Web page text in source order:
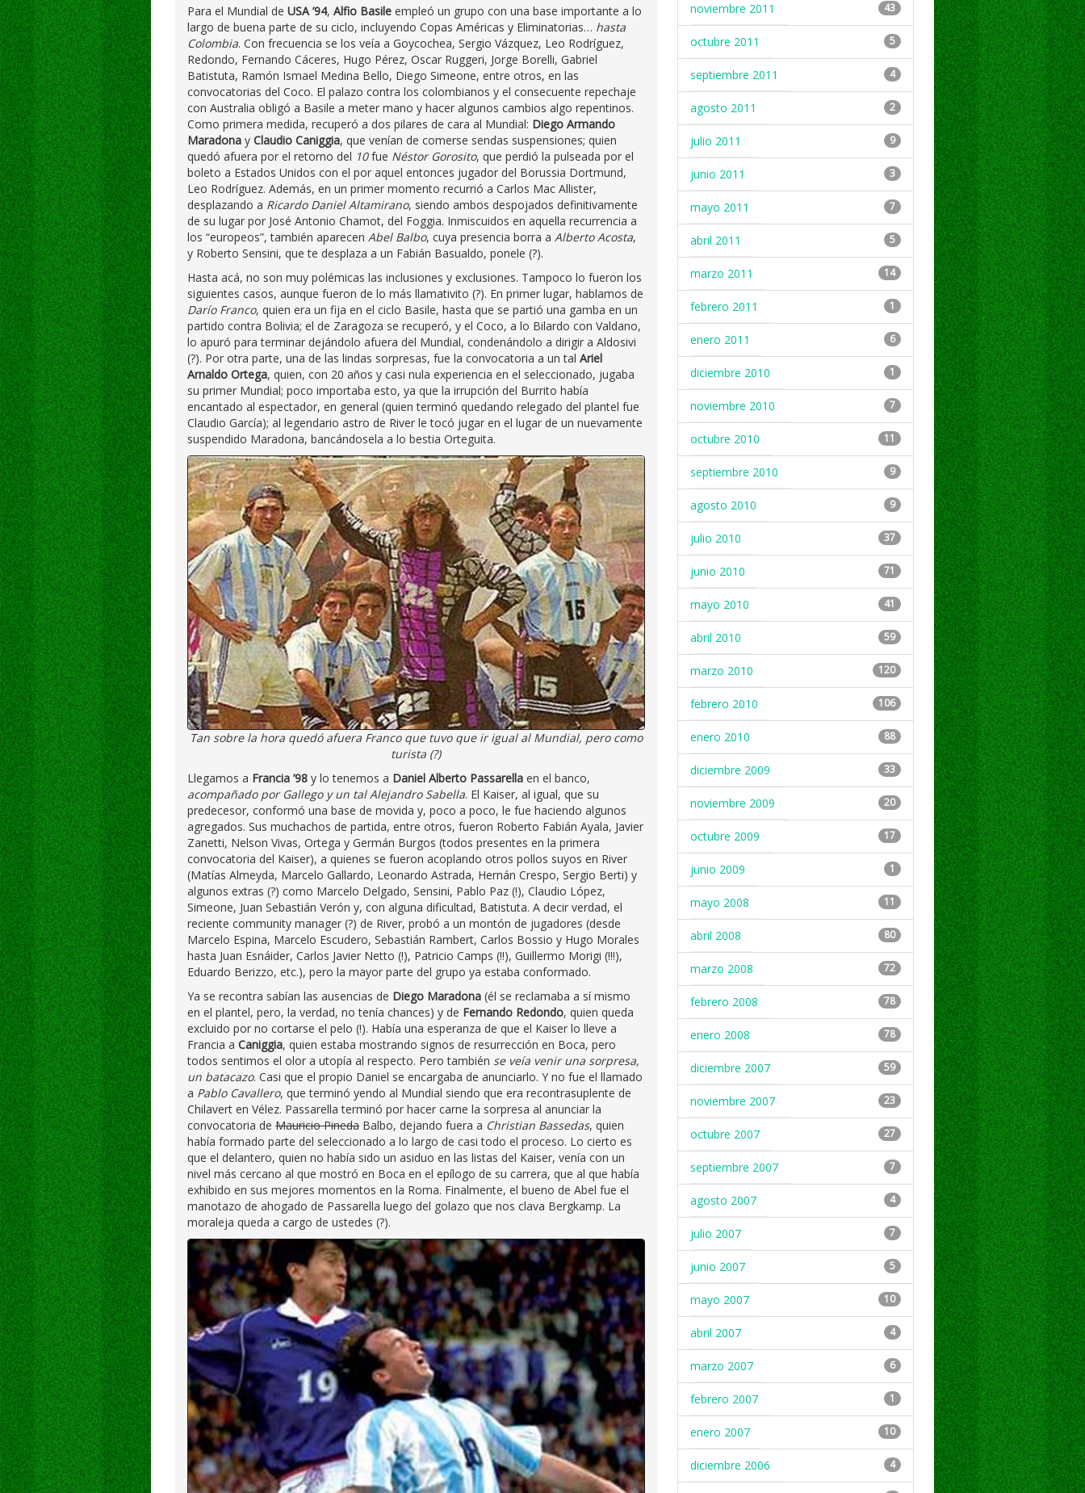
Para el Mundial de USA ’94, Alfio Basile empleó un grupo con una base importante a lo
largo de buena parte de su ciclo, incluyendo Copas Américas y Eliminatorias… hasta
Colombia. Con frecuencia se los veía a Goycochea, Sergio Vázquez, Leo Rodríguez,
Redondo, Fernando Cáceres, Hugo Pérez, Oscar Ruggeri, Jorge Borelli, Gabriel
Batistuta, Ramón Ismael Medina Bello, Diego Simeone, entre otros, en las
convocatorias del Coco. El palazo contra los colombianos y el consecuente repechaje
con Australia obligó a Basile a meter mano y hacer algunos cambios algo repentinos.
Como primera medida, recuperó a dos pilares de cara al Mundial: Diego Armando
Maradona y Claudio Caniggia, que venían de comerse sendas suspensiones; quien
quedó afuera por el retorno del 10fue Néstor Gorosito, que perdió la pulseada por el
boleto a Estados Unidos con el por aquel entonces jugador del Borussia Dortmund,
Leo Rodríguez. Además, en un primer momento recurrió a Carlos Mac Allister,
desplazando a Ricardo Daniel Altamirano, siendo ambos despojados definitivamente
de su lugar por José Antonio Chamot, del Foggia. Inmiscuidos en aquella recurrencia a
los “europeos”, también aparecen Abel Balbo, cuya presencia borra a Alberto Acosta,
y Roberto Sensini, que te desplaza a un Fabián Basualdo, ponele (?).
Hasta acá, no son muy polémicas las inclusiones y exclusiones. Tampoco lo fueron los
siguientes casos, aunque fueron de lo más llamativito (?). En primer lugar, hablamos de
Darío Franco, quien era un fija en el ciclo Basile, hasta que se partió una gamba en un
partido contra Bolivia; el de Zaragoza se recuperó, y el Coco, a lo Bilardo con Valdano,
lo apuró para terminar dejándolo afuera del Mundial, condenándolo a dirigir a Aldosivi
(?). Por otra parte, una de las lindas sorpresas, fue la convocatoria a un tal Ariel
Arnaldo Ortega, quien, con 20 años y casi nula experiencia en el seleccionado, jugaba
su primer Mundial; poco importaba esto, ya que la irrupción del Burrito había
encantado al espectador, en general (quien terminó quedando relegado del plantel fue
Claudio García); al legendario astro de River le tocó jugar en el lugar de un nuevamente
suspendido Maradona, bancándosela a lo bestia Orteguita.
Tan sobre la hora quedó afuera Franco que tuvo que ir igual al Mundial, pero como
turista (?)
Llegamos a Francia ’98 y lo tenemos a Daniel Alberto Passarella en el banco,
acompañado por Gallego y un tal Alejandro Sabella. El Kaiser, al igual, que su
predecesor, conformó una base de movida y, poco a poco, le fue haciendo algunos
agregados. Sus muchachos de partida, entre otros, fueron Roberto Fabián Ayala, Javier
Zanetti, Nelson Vivas, Ortega y Germán Burgos (todos presentes en la primera
convocatoria del Kaiser), a quienes se fueron acoplando otros pollos suyos en River
(Matías Almeyda, Marcelo Gallardo, Leonardo Astrada, Hernán Crespo, Sergio Berti) y
algunos extras (?) como Marcelo Delgado, Sensini, Pablo Paz (!), Claudio López,
Simeone, Juan Sebastián Verón y, con alguna dificultad, Batistuta. A decir verdad, el
reciente community manager (?) de River, probó a un montón de jugadores (desde
Marcelo Espina, Marcelo Escudero, Sebastián Rambert, Carlos Bossio y Hugo Morales
hasta Juan Esnáider, Carlos Javier Netto (!), Patricio Camps (!!), Guillermo Morigi (!!!),
Eduardo Berizzo, etc.), pero la mayor parte del grupo ya estaba conformado.
Ya se recontra sabían las ausencias de Diego Maradona (él se reclamaba a sí mismo
en el plantel, pero, la verdad, no tenía chances) y de Fernando Redondo, quien queda
excluido por no cortarse el pelo (!). Había una esperanza de que el Kaiser lo lleve a
Francia a Caniggia, quien estaba mostrando signos de resurrección en Boca, pero
todos sentimos el olor a utopía al respecto. Pero también se veía venir una sorpresa,
un batacazo. Casi que el propio Daniel se encargaba de anunciarlo. Y no fue el llamado
a Pablo Cavallero, que terminó yendo al Mundial siendo que era recontrasuplente de
Chilavert en Vélez. Passarella terminó por hacer carne la sorpresa al anunciar la
convocatoria de Mauricio Pineda Balbo, dejando fuera a Christian Bassedas, quien
había formado parte del seleccionado a lo largo de casi todo el proceso. Lo cierto es
que el delantero, quien no había sido un asiduo en las listas del Kaiser, venía con un
nivel más cercano al que mostró en Boca en el epílogo de su carrera, que al que había
exhibido en sus mejores momentos en la Roma. Finalmente, el bueno de Abel fue el
manotazo de ahogado de Passarella luego del golazo que nos clava Bergkamp. La
moraleja queda a cargo de ustedes (?).
noviembre 2011 43
octubre 2011 5
septiembre 2011 4
agosto 2011 2
julio 2011 9
junio 2011 3
mayo 2011 7
abril 2011 5
marzo 2011 14
febrero 2011 1
enero 2011 6
diciembre 2010 1
noviembre 2010 7
octubre 2010 11
septiembre 2010 9
agosto 2010 9
julio 2010 37
junio 2010 71
mayo 2010 41
abril 2010 59
marzo 2010 120
febrero 2010 106
enero 2010 88
diciembre 2009 33
noviembre 2009 20
octubre 2009 17
junio 2009 1
mayo 2008 11
abril 2008 80
marzo 2008 72
febrero 2008 78
enero 2008 78
diciembre 2007 59
noviembre 2007 23
octubre 2007 27
septiembre 2007 7
agosto 2007 4
julio 2007 7
junio 2007 5
mayo 2007 10
abril 2007 4
marzo 2007 6
febrero 2007 1
enero 2007 10
diciembre 2006 4